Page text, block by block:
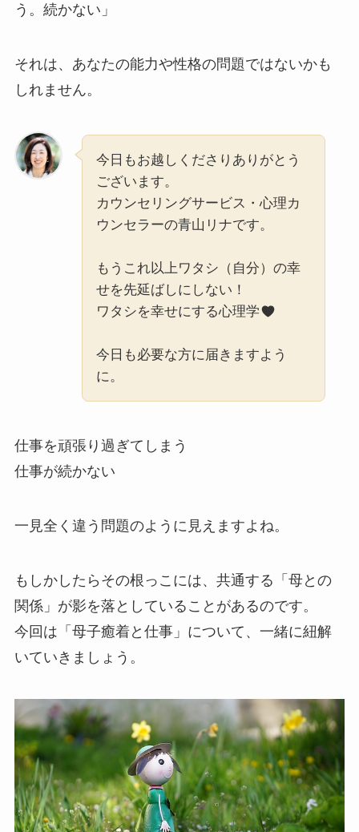
う。続かない」
それは、あなたの能力や性格の問題ではないかも
しれません。
今日もお越しくださりありがとう
ございます。
カウンセリングサービス・心理カ
ウンセラーの青山リナです。
もうこれ以上ワタシ（自分）の幸
せを先延ばしにしない！
ワタシを幸せにする心理学
今日も必要な方に届きますよう
に。
仕事を頑張り過ぎてしまう
仕事が続かない
一見全く違う問題のように見えますよね。
もしかしたらその根っこには、共通する「母との
関係」が影を落としていることがあるのです。
今回は「母子癒着と仕事」について、一緒に紐解
いていきましょう。